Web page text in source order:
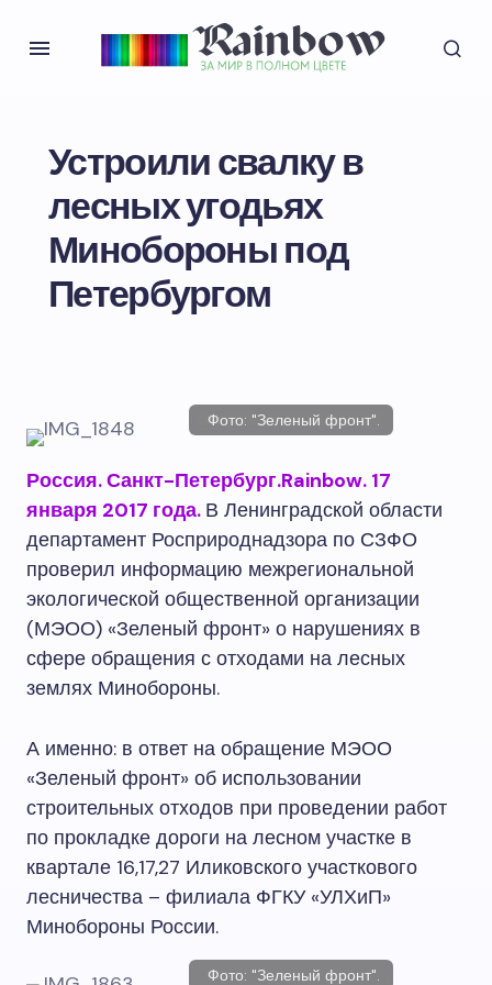
Устроили свалку в
лесных угодьях
Минобороны под
Петербургом
Фото: "Зеленый фронт".
Россия. Санкт-Петербург.Rainbow. 17
января 2017 года. В Ленинградской области
департамент Росприроднадзора по СЗФО
проверил информацию межрегиональной
экологической общественной организации
(МЭОО) «Зеленый фронт» о нарушениях в
сфере обращения с отходами на лесных
землях Минобороны.
А именно: в ответ на обращение МЭОО
«Зеленый фронт» об использовании
строительных отходов при проведении работ
по прокладке дороги на лесном участке в
квартале 16,17,27 Иликовского участкового
лесничества – филиала ФГКУ «УЛХиП»
Минобороны России.
Фото: "Зеленый фронт".